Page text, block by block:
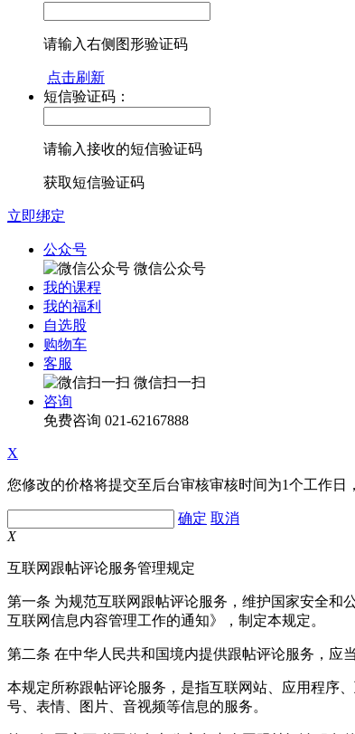
请输入右侧图形验证码
点击刷新
短信验证码：
请输入接收的短信验证码
获取短信验证码
立即绑定
公众号
微信公众号
我的课程
我的福利
自选股
购物车
客服
微信扫一扫
咨询
免费咨询 021-62167888
X
您修改的价格将提交至后台审核审核时间为1个工作日
确定 取消
X
互联网跟帖评论服务管理规定
第一条 为规范互联网跟帖评论服务，维护国家安全和
互联网信息内容管理工作的通知》，制定本规定。
第二条 在中华人民共和国境内提供跟帖评论服务，应
本规定所称跟帖评论服务，是指互联网站、应用程序
号、表情、图片、音视频等信息的服务。